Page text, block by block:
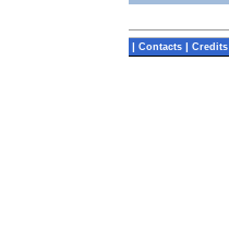
| Contacts | Credits